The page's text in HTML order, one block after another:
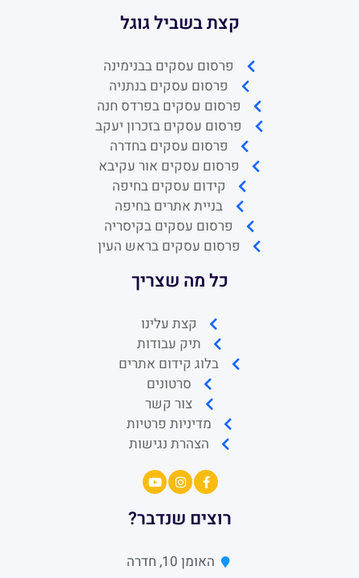
קצת בשביל גוגל
פרסום עסקים בבנימינה
פרסום עסקים בנתניה
פרסום עסקים בפרדס חנה
פרסום עסקים בזכרון יעקב
פרסום עסקים בחדרה
פרסום עסקים אור עקיבא
קידום עסקים בחיפה
בניית אתרים בחיפה
פרסום עסקים בקיסריה
פרסום עסקים בראש העין
כל מה שצריך
קצת עלינו
תיק עבודות
בלוג קידום אתרים
סרטונים
צור קשר
מדיניות פרטיות
הצהרת נגישות
רוצים שנדבר?
האומן 10, חדרה